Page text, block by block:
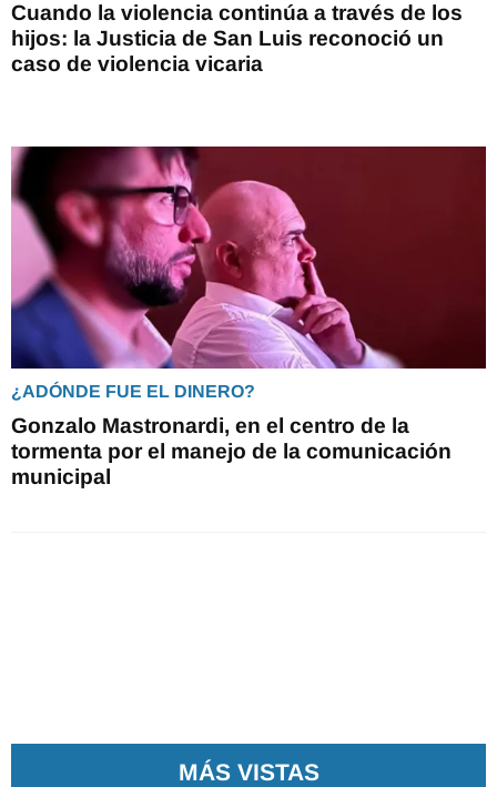
Cuando la violencia continúa a través de los
hijos: la Justicia de San Luis reconoció un
caso de violencia vicaria
¿ADÓNDE FUE EL DINERO?
Gonzalo Mastronardi, en el centro de la
tormenta por el manejo de la comunicación
municipal
MÁS VISTAS